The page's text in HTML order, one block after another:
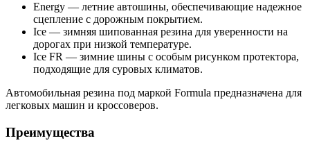
Energy — летние автошины, обеспечивающие надежное
сцепление с дорожным покрытием.
Ice — зимняя шипованная резина для уверенности на
дорогах при низкой температуре.
Ice FR — зимние шины с особым рисунком протектора,
подходящие для суровых климатов.
Автомобильная резина под маркой Formula предназначена для
легковых машин и кроссоверов.
Преимущества